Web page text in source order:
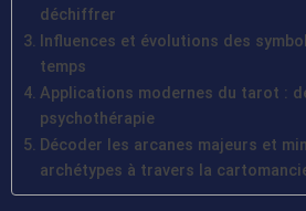
déchiffrer
Influences et évolutions des
temps
Applications modernes du tarot :
psychothérapie
Décoder les arcanes majeurs et
archétypes à travers la